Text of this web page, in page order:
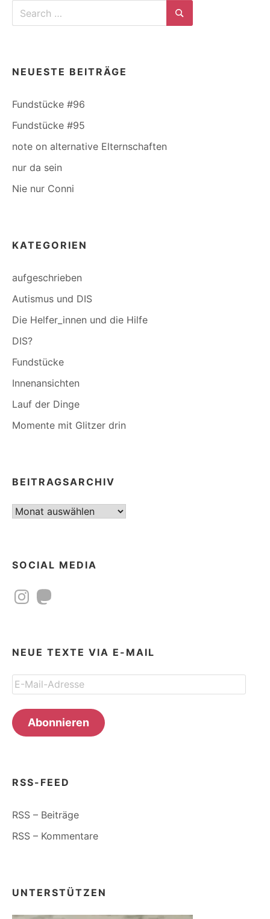
Search
for:
Search
NEUESTE BEITRÄGE
Fundstücke #96
Fundstücke #95
note on alternative Elternschaften
nur da sein
Nie nur Conni
KATEGORIEN
aufgeschrieben
Autismus und DIS
Die Helfer_innen und die Hilfe
DIS?
Fundstücke
Innenansichten
Lauf der Dinge
Momente mit Glitzer drin
BEITRAGSARCHIV
Beitragsarchiv
SOCIAL MEDIA
InstagramMastodon
NEUE TEXTE VIA E-MAIL
E-
Mail-
Adresse
Abonnieren
RSS-FEED
RSS – Beiträge
RSS – Kommentare
UNTERSTÜTZEN